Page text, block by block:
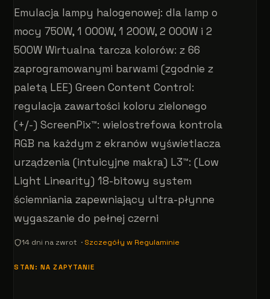
Emulacja lampy halogenowej: dla lamp o
mocy 750W, 1 000W, 1 200W, 2 000W i 2
500W Wirtualna tarcza kolorów: z 66
zaprogramowanymi barwami (zgodnie z
paletą LEE) Green Content Control:
regulacja zawartości koloru zielonego
(+/-) ScreenPix™: wielostrefowa kontrola
RGB na każdym z ekranów wyświetlacza
urządzenia (intuicyjne makra) L3™: (Low
Light Linearity) 18-bitowy system
ściemniania zapewniający ultra-płynne
wygaszanie do pełnej czerni
14 dni na zwrot · Szczegóły w Regulaminie
STAN: NA ZAPYTANIE